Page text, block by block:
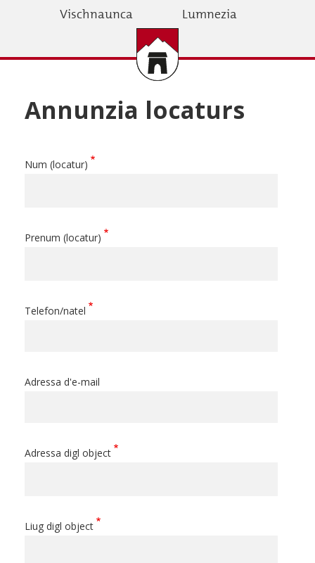
Vischnaunca Lumnezia
Annunzia locaturs
Num (locatur)
Prenum (locatur)
Telefon/natel
Adressa d'e-mail
Adressa digl object
Liug digl object